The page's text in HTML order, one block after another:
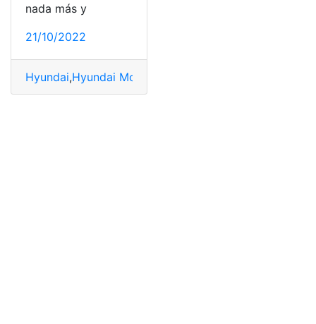
nada más y
21/10/2022
Hyundai,Hyundai Motor Group